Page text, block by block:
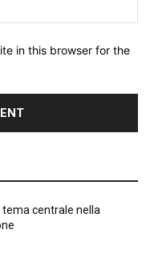
in this browser for the
tema centrale nella